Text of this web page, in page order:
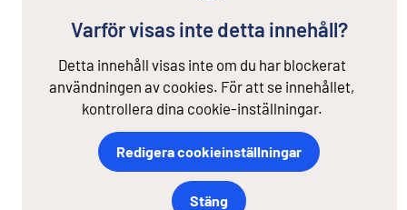
Varför visas inte detta innehåll?
Detta innehåll visas inte om du har blockerat
användningen av cookies. För att se innehållet,
kontrollera dina cookie-inställningar.
Redigera cookieinställningar
Stäng